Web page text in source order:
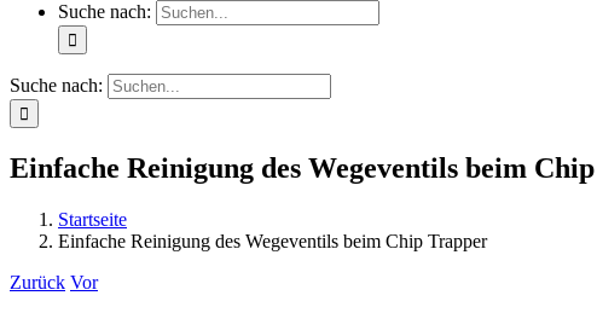
Suche nach:
Suche nach:
Einfache Reinigung des Wegeventils beim
Startseite
Einfache Reinigung des Wegeventils beim Chip Trapper
Zurück Vor